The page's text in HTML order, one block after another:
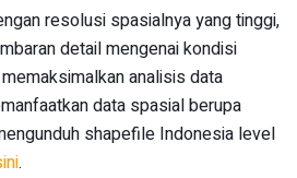
resolusi spasialnya yang tinggi,
detail mengenai kondisi
analisis data
data spasial berupa
shapefile Indonesia level
.